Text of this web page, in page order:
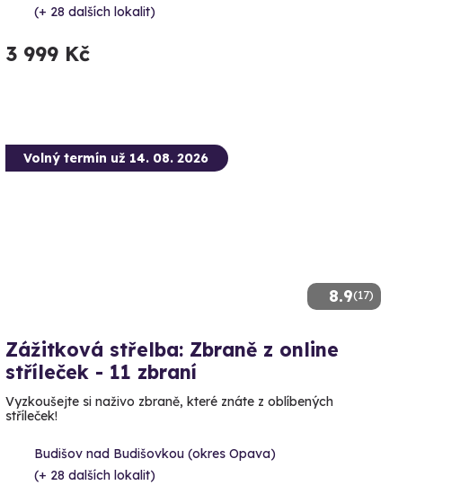
(+ 28 dalších lokalit)
3 999 Kč
8.9(17)
Volný termín už 14. 08. 2026
Zážitková střelba: Zbraně z online
stříleček - 11 zbraní
Vyzkoušejte si naživo zbraně, které znáte z oblíbených
stříleček!
Budišov nad Budišovkou (okres Opava)
(+ 28 dalších lokalit)